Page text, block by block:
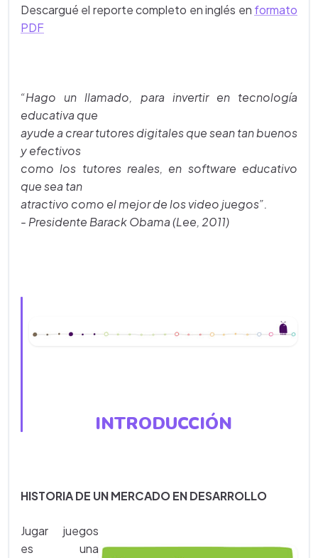
Descargué el reporte completo en inglés en formato
PDF
“Hago un llamado, para invertir en tecnología
educativa que
ayude a crear tutores digitales que sean tan buenos
y efectivos
como los tutores reales, en software educativo
que sea tan
atractivo como el mejor de los video juegos”.
- Presidente Barack Obama (Lee, 2011)
INTRODUCCIÓN
HISTORIA DE UN MERCADO EN DESARROLLO
Jugar juegos
es una